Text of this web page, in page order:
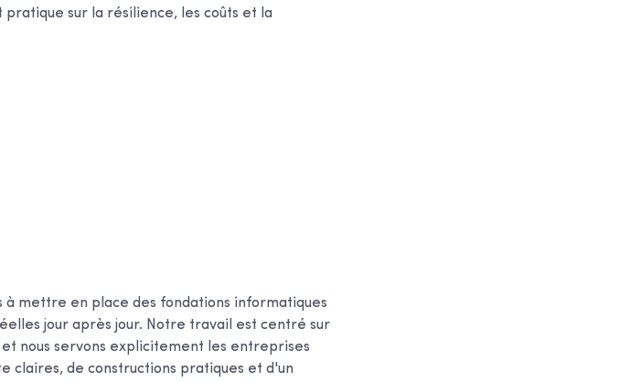
pratique sur la résilience, les coûts et la
à mettre en place des fondations informatiques
jour après jour. Notre travail est centré sur
nous servons explicitement les entreprises
claires, de constructions pratiques et d'un